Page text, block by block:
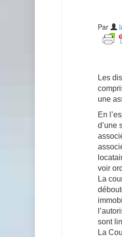
Par
Les
une
En
d’une
voir
La
sont
La